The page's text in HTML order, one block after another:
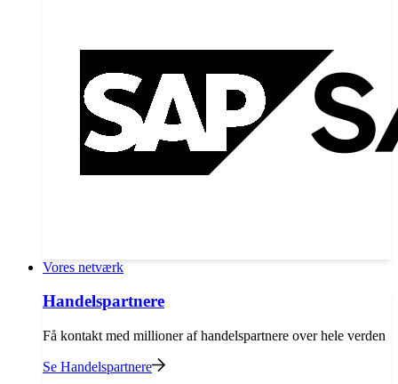
Vores netværk
Handelspartnere
Få kontakt med millioner af handelspartnere over hele verden
Se Handelspartnere